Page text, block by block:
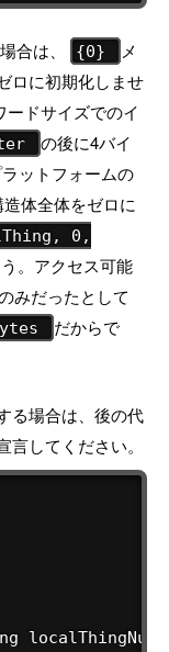
合は、 {0}
メ
ロに初期化しませ
ードサイズでのイ
の後に4バイ
ットフォームの
造体全体をゼロに
0,
。アクセス可能
みだったとして
だからで
る場合は、後の代
してください。